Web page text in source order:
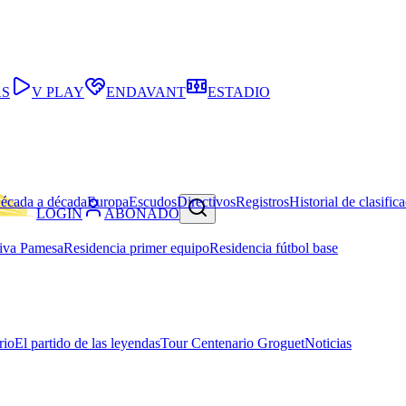
LOGIN ABONADO
V PLAY ENDAVANT
ESTADIO
a décadaEuropaEscudosDirectivosRegistrosHistorial de
PamesaResidencia primer equipoResidencia fútbol base
El partido de las leyendasTour Centenario GroguetNoticias